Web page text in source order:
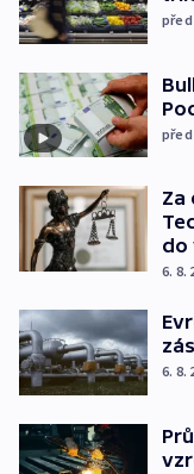
před
před
Za
do
6. 8.
6. 8.